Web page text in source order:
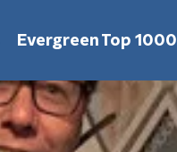
Evergreen Top 1000